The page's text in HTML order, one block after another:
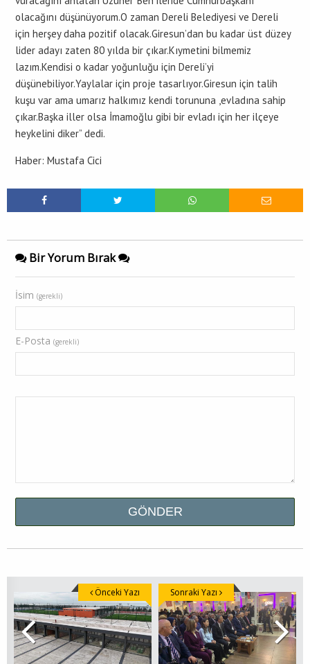
olacağını düşünüyorum.O zaman Dereli Belediyesi ve Dereli
için herşey daha pozitif olacak.Giresun’dan bu kadar üst düzey
lider adayı zaten 80 yılda bir çıkar.Kıymetini bilmemiz
lazım.Kendisi o kadar yoğunluğu için Dereli’yi
düşünebiliyor.Yaylalar için proje tasarlıyor.Giresun için talih
kuşu var ama umarız halkımız kendi torununa ,evladına sahip
çıkar.Başka iller olsa İmamoğlu gibi bir evladı için her ilçeye
heykelini diker” dedi.
Haber: Mustafa Cici
Bir Yorum Bırak
İsim (gerekli)
E-Posta (gerekli)
Önceki Yazı Sonraki Yazı